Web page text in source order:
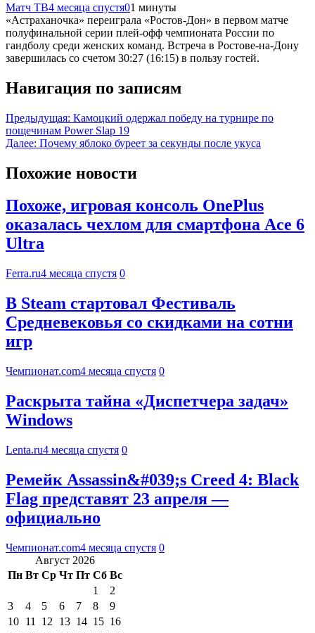
Матч ТВ4 месяца спустя01 минуты
«Астраханочка» переиграла «Ростов‑Дон» в первом матче
полуфинальной серии плей‑офф чемпионата России по
гандболу среди женских команд. Встреча в Ростове‑на‑Дону
завершилась со счетом 30:27 (16:15) в пользу гостей.
Навигация по записям
Предыдущая: Камоцкий одержал победу на турнире по
пощечинам Power Slap 19
Далее: Почему яблоко буреет за секунды после укуса
Похожие новости
Похоже, игровая консоль OnePlus
оказалась чехлом для смартфона Ace 6
Ultra
Ferra.ru4 месяца спустя 0
В Steam стартовал Фестиваль
Средневековья со скидками на сотни
игр
Чемпионат.com4 месяца спустя 0
Раскрыта тайна «Диспетчера задач»
Windows
Lenta.ru4 месяца спустя 0
Ремейк Assassin&#039;s Creed 4: Black
Flag представят 23 апреля —
официально
Чемпионат.com4 месяца спустя 0
Август 2026
Пн Вт Ср Чт Пт Сб Вс
1
2
3
4 5 6 7 8
9
10 11 12 13 14 15 16